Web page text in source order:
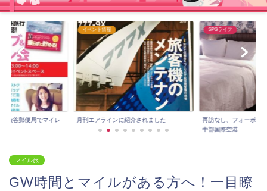
渋谷郵便局でマイレ
イベント情報
月刊エアラインに紹介されました
SPGライフ
再訪なし、フォーポイ
中部国際空港
マイル旅
GW時間とマイルがある方へ！一目瞭